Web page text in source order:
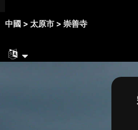
中國 > 太原市 > 崇善寺